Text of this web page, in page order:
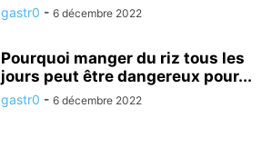
gastr0 - 6 décembre 2022
Pourquoi manger du riz tous les
jours peut être dangereux pour...
gastr0 - 6 décembre 2022